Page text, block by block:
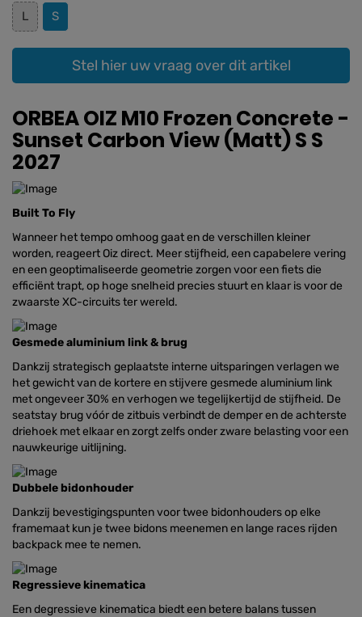
L S
Stel hier uw vraag over dit artikel
ORBEA OIZ M10 Frozen Concrete -
Sunset Carbon View (Matt) S S
2027
Built To Fly
Wanneer het tempo omhoog gaat en de verschillen kleiner
worden, reageert Oiz direct. Meer stijfheid, een capabelere vering
en een geoptimaliseerde geometrie zorgen voor een fiets die
efficiënt trapt, op hoge snelheid precies stuurt en klaar is voor de
zwaarste XC-circuits ter wereld.
Gesmede aluminium link & brug
Dankzij strategisch geplaatste interne uitsparingen verlagen we
het gewicht van de kortere en stijvere gesmede aluminium link
met ongeveer 30% en verhogen we tegelijkertijd de stijfheid. De
seatstay brug vóór de zitbuis verbindt de demper en de achterste
driehoek met elkaar en zorgt zelfs onder zware belasting voor een
nauwkeurige uitlijning.
Dubbele bidonhouder
Dankzij bevestigingspunten voor twee bidonhouders op elke
framemaat kun je twee bidons meenemen en lange races rijden
backpack mee te nemen.
Regressieve kinematica
Een degressieve kinematica biedt een betere balans tussen